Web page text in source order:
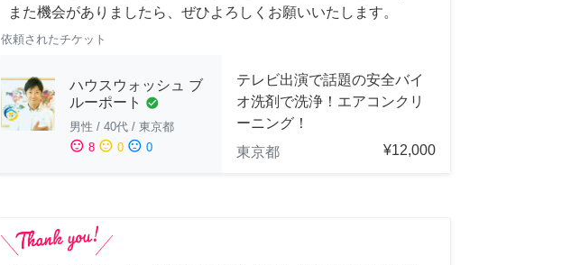
また機会がありましたら、ぜひよろしくお願いいたします。
依頼されたチケット
ハウスウォッシュ ブ
ルーポート check_circle
男性 / 40代 / 東京都
sentiment_satisfied 8 sentiment_neutral 0 sentiment_dissatisfied 0
テレビ出演で話題の安全バイ
オ洗剤で洗浄！エアコンクリ
ーニング！
東京都
¥12,000